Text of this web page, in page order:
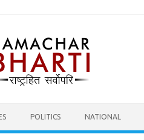
POLITICS NATIONAL